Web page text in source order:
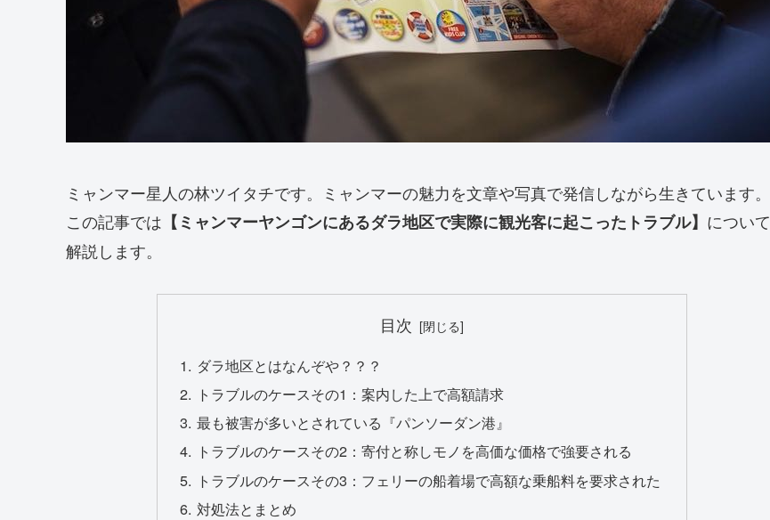
ミャンマー星人の林ツイタチです。ミャンマーの魅力を文章や写真で発信しながら生きています。
この記事では 【ミャンマーヤンゴンにあるダラ地区で実際に観光客に起こったトラブル】 について
解説します。
目次
ダラ地区とはなんぞや？？？
トラブルのケースその1：案内した上で高額請求
最も被害が多いとされている『パンソーダン港』
トラブルのケースその2：寄付と称しモノを高価な価格で強要される
トラブルのケースその3：フェリーの船着場で高額な乗船料を要求された
対処法とまとめ